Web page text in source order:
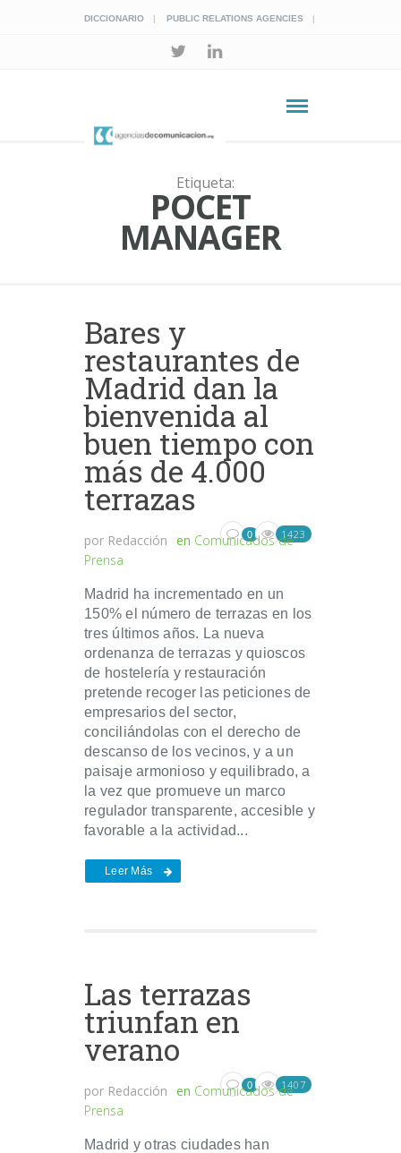
DICCIONARIO PUBLIC RELATIONS AGENCIES
Etiqueta:
POCET
MANAGER
Bares y
restaurantes de
Madrid dan la
bienvenida al
buen tiempo con
más de 4.000
terrazas
por Redacción en Comunicados de
Prensa
0 1423
Madrid ha incrementado en un
150% el número de terrazas en los
tres últimos años. La nueva
ordenanza de terrazas y quioscos
de hostelería y restauración
pretende recoger las peticiones de
empresarios del sector,
conciliándolas con el derecho de
descanso de los vecinos, y a un
paisaje armonioso y equilibrado, a
la vez que promueve un marco
regulador transparente, accesible y
favorable a la actividad...
Leer Más
Las terrazas
triunfan en
verano
por Redacción en Comunicados de
Prensa
0 1407
Madrid y otras ciudades han